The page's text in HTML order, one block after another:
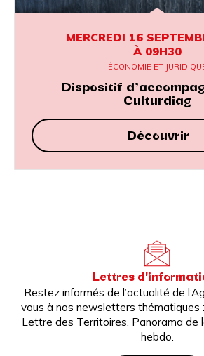
MERCREDI 16
À 09H30
ÉCONOMIE ET
Dispositif
Culturdiag
Découvrir
Lettres
Restez informés de l’actualité de
vous à nos newsletters thématiques :
Lettre des Territoires, Panorama de
hebdo.